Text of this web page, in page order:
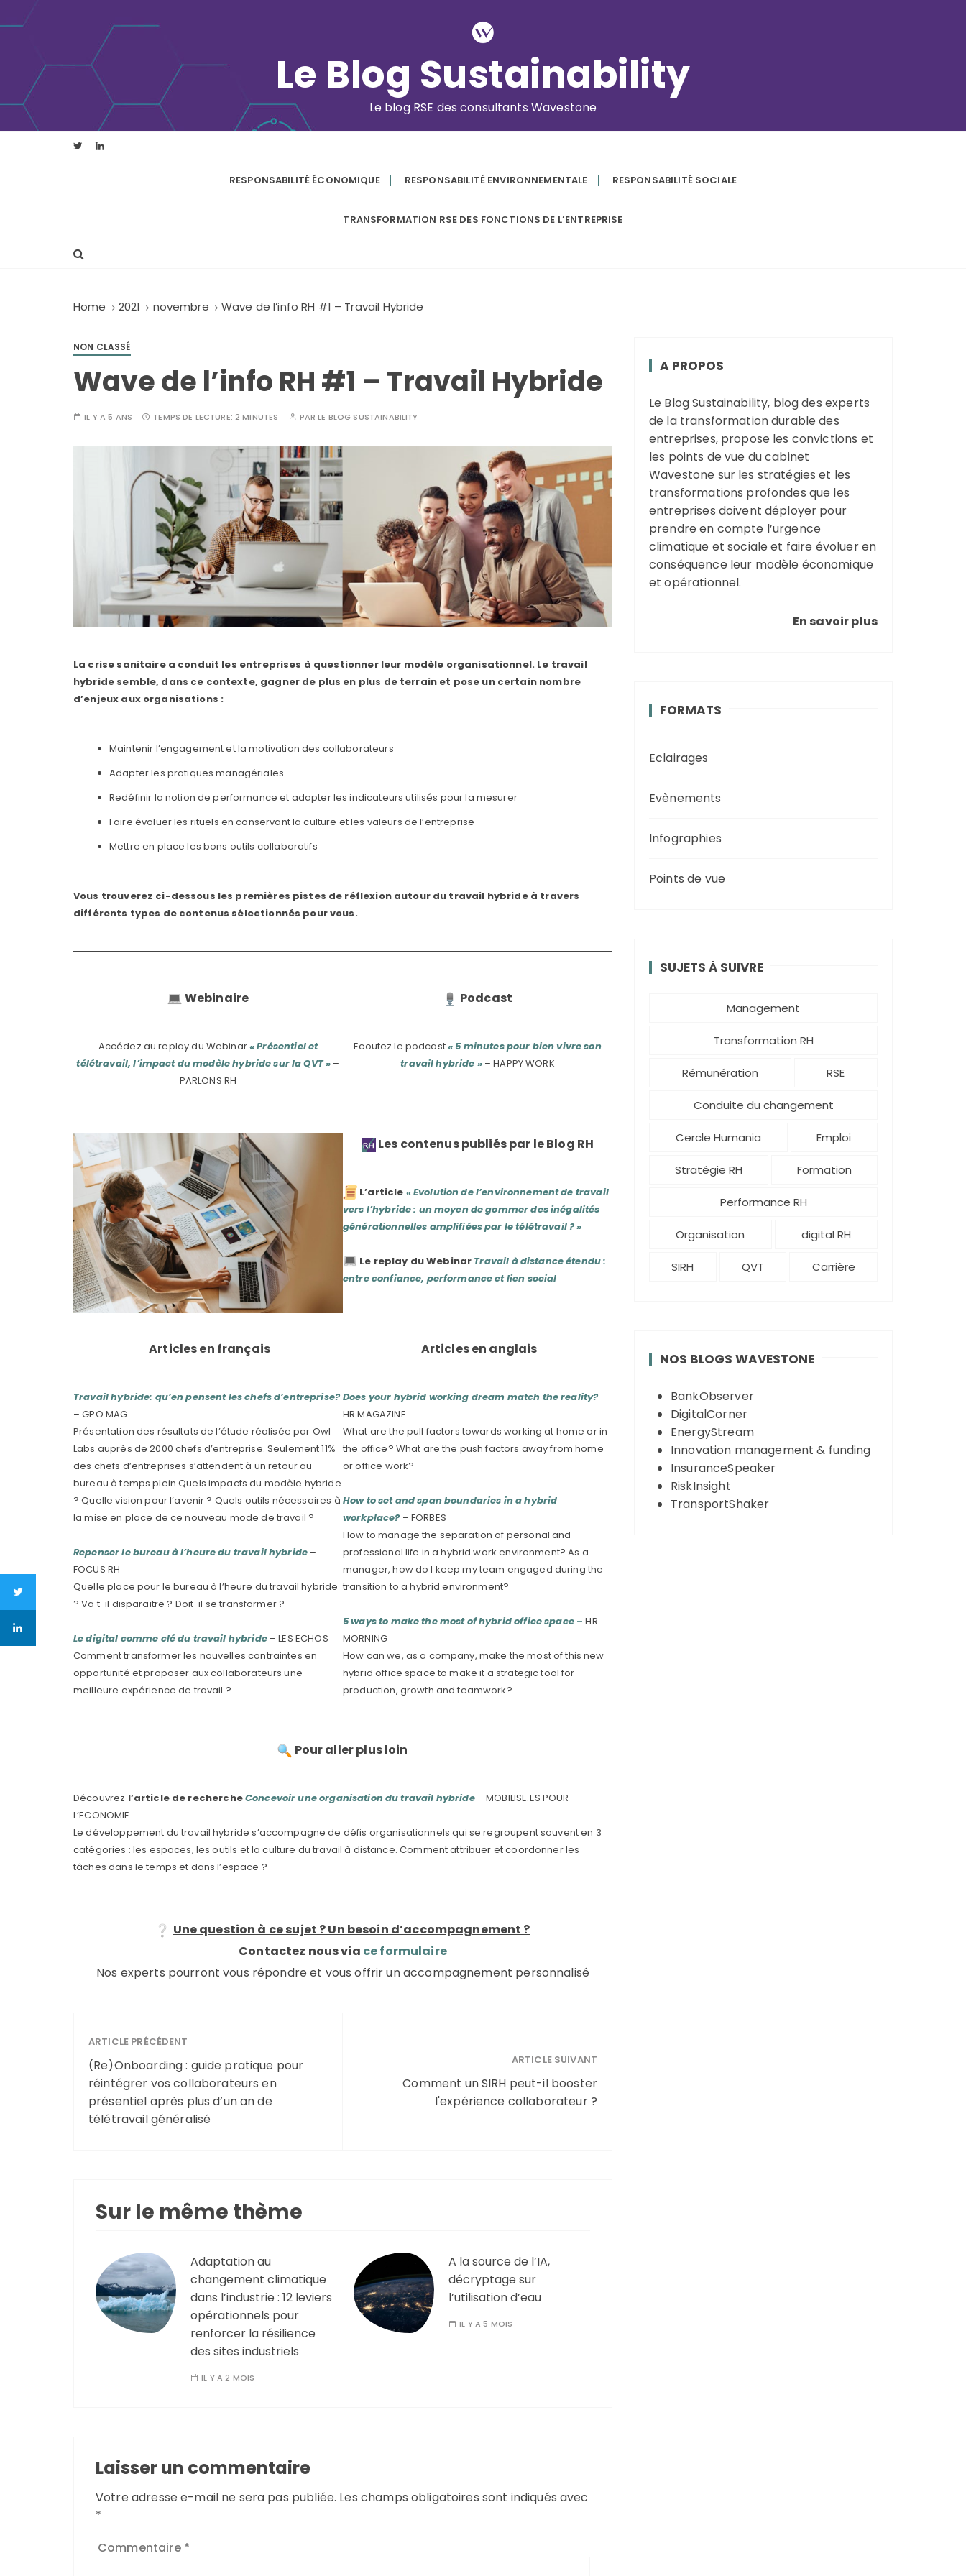
k
o
Le Blog Sustainability
Le blog RSE des consultants Wavestone
RESPONSABILITÉ ÉCONOMIQUE RESPONSABILITÉ ENVIRONNEMENTALE RESPONSABILITÉ SOCIALE
TRANSFORMATION RSE DES FONCTIONS DE L’ENTREPRISE
Home 2021 novembre Wave de l’info RH #1 – Travail Hybride
NON CLASSÉ
Wave de l’info RH #1 – Travail Hybride
IL Y A 5 ANS TEMPS DE LECTURE: 2 MINUTES PARLE BLOG SUSTAINABILITY
La crise sanitaire a conduit les entreprises à questionner leur modèle organisationnel. Le travail
hybride semble, dans ce contexte, gagner de plus en plus de terrain et pose un certain nombre
d’enjeux aux organisations :
Maintenir l’engagement et la motivation des collaborateurs
Adapter les pratiques managériales
Redéfinir la notion de performance et adapter les indicateurs utilisés pour la mesurer
Faire évoluer les rituels en conservant la culture et les valeurs de l’entreprise
Mettre en place les bons outils collaboratifs
Vous trouverez ci-dessous les premières pistes de réflexion autour du travail hybride à travers
différents types de contenus sélectionnés pour vous.
Webinaire
Accédez au replay du Webinar« Présentiel et
télétravail, l’impact du modèle hybride sur la QVT » –
PARLONS RH
Podcast
Ecoutez le podcast« 5 minutes pour bien vivre son
travail hybride » – HAPPY WORK
Les contenus publiés par le Blog RH
L’article « Evolution de l’environnement de travail
vers l’hybride : un moyen de gommer des inégalités
générationnelles amplifiées par le télétravail ? »
Le replay du Webinar Travail à distance étendu :
entre confiance, performance et lien social
Articles en français
Travail hybride: qu’en pensent les chefs d’entreprise?
– GPO MAG
Présentation des résultats de l’étude réalisée par Owl
Labs auprès de 2000 chefs d’entreprise. Seulement 11%
des chefs d’entreprises s’attendent à un retour au
bureau à temps plein.Quels impacts du modèle hybride
? Quelle vision pour l’avenir ? Quels outils nécessaires à
la mise en place de ce nouveau mode de travail ?
Repenser le bureau à l’heure du travail hybride –
FOCUS RH
Quelle place pour le bureau à l’heure du travail hybride
? Va t-il disparaitre ? Doit-il se transformer ?
Le digital comme clé du travail hybride – LES ECHOS
Comment transformer les nouvelles contraintes en
opportunité et proposer aux collaborateurs une
meilleure expérience de travail ?
Articles en anglais
Does your hybrid working dream match the reality? –
HR MAGAZINE
What are the pull factors towards working at home or in
the office? What are the push factors away from home
or office work?
How to set and span boundaries in a hybrid
workplace? – FORBES
How to manage the separation of personal and
professional life in a hybrid work environment? As a
manager, how do I keep my team engaged during the
transition to a hybrid environment?
5 ways to make the most of hybrid office space–HR
MORNING
How can we, as a company, make the most of this new
hybrid office space to make it a strategic tool for
production, growth and teamwork?
Pour aller plus loin
Découvrez l’article de rechercheConcevoir une organisation du travail hybride – MOBILISE.ES POUR
L’ECONOMIE
Le développement du travail hybride s’accompagne de défis organisationnels qui se regroupent souvent en 3
catégories : les espaces, les outils et la culture du travail à distance. Comment attribuer et coordonner les
tâches dans le temps et dans l’espace ?
Une question à ce sujet ? Un besoin d’accompagnement ?
Contactez nous via ce formulaire
Nos experts pourront vous répondre et vous offrir un accompagnement personnalisé
ARTICLE PRÉCÉDENT
(Re)Onboarding : guide pratique pour
réintégrer vos collaborateurs en
présentiel après plus d’un an de
télétravail généralisé
ARTICLE SUIVANT
Comment un SIRH peut-il booster
l'expérience collaborateur ?
Sur le même thème
Adaptation au
changement climatique
dans l’industrie : 12 leviers
opérationnels pour
renforcer la résilience
des sites industriels
IL Y A 2 MOIS
A la source de l’IA,
décryptage sur
l’utilisation d’eau
IL Y A 5 MOIS
Laisser un commentaire
Votre adresse e-mail ne sera pas publiée. Les champs obligatoires sont indiqués avec
*
Commentaire *
A PROPOS
Le Blog Sustainability, blog des experts
de la transformation durable des
entreprises, propose les convictions et
les points de vue du cabinet
Wavestone sur les stratégies et les
transformations profondes que les
entreprises doivent déployer pour
prendre en compte l’urgence
climatique et sociale et faire évoluer en
conséquence leur modèle économique
et opérationnel.
En savoir plus
FORMATS
Eclairages
Evènements
Infographies
Points de vue
SUJETS À SUIVRE
Management
Transformation RH
Rémunération RSE
Conduite du changement
Cercle Humania Emploi
Stratégie RH Formation
Performance RH
Organisation digital RH
SIRH QVT Carrière
NOS BLOGS WAVESTONE
BankObserver
DigitalCorner
EnergyStream
Innovation management & funding
InsuranceSpeaker
RiskInsight
TransportShaker